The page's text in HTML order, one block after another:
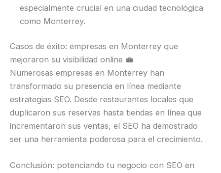
especialmente crucial en una ciudad tecnológica
como Monterrey.
Casos de éxito: empresas en Monterrey que
mejoraron su visibilidad online 💼
Numerosas empresas en Monterrey han
transformado su presencia en línea mediante
estrategias SEO. Desde restaurantes locales que
duplicaron sus reservas hasta tiendas en línea que
incrementaron sus ventas, el SEO ha demostrado
ser una herramienta poderosa para el crecimiento.
Conclusión: potenciando tu negocio con SEO en